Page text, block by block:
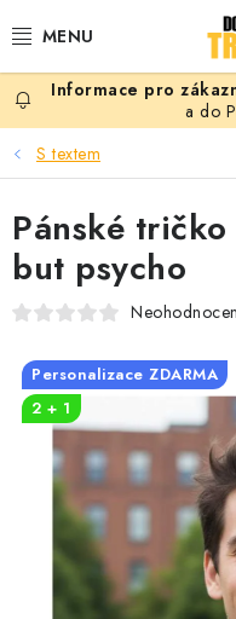
na
PRO ŽENY
PRO MUŽE
PRO DĚTI
DOPLŇKY
PRO PÁRY
VLASTNÍ MOTIV
TRIČKA
OKAMŽITĚ K ODBĚRU
a do
S textem
Pánské
but psycho
Personalizace ZDARMA
2 + 1